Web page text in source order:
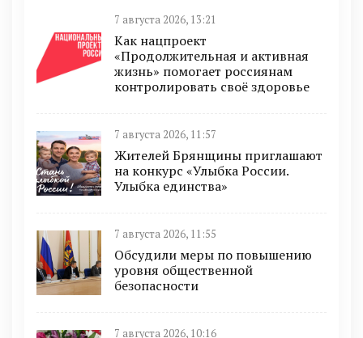
7 августа 2026, 13:21
Как нацпроект
«Продолжительная и активная
жизнь» помогает россиянам
контролировать своё здоровье
7 августа 2026, 11:57
Жителей Брянщины приглашают
на конкурс «Улыбка России.
Улыбка единства»
7 августа 2026, 11:55
Обсудили меры по повышению
уровня общественной
безопасности
7 августа 2026, 10:16